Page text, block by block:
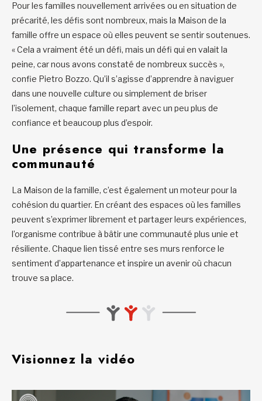
Pour les familles nouvellement arrivées ou en situation de
précarité, les défis sont nombreux, mais la Maison de la
famille offre un espace où elles peuvent se sentir soutenues.
« Cela a vraiment été un défi, mais un défi qui en valait la
peine, car nous avons constaté de nombreux succès »,
confie Pietro Bozzo. Qu’il s’agisse d’apprendre à naviguer
dans une nouvelle culture ou simplement de briser
l’isolement, chaque famille repart avec un peu plus de
confiance et beaucoup plus d’espoir.
Une présence qui transforme la
communauté
La Maison de la famille, c’est également un moteur pour la
cohésion du quartier. En créant des espaces où les familles
peuvent s’exprimer librement et partager leurs expériences,
l’organisme contribue à bâtir une communauté plus unie et
résiliente. Chaque lien tissé entre ses murs renforce le
sentiment d’appartenance et inspire un avenir où chacun
trouve sa place.
Visionnez la vidéo